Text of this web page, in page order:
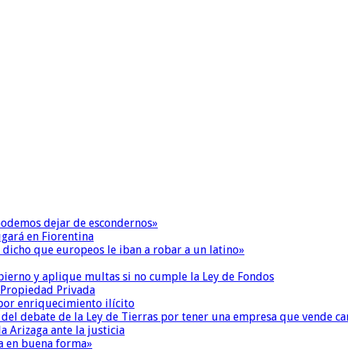
dejar de escondernos»
en Fiorentina
que europeos le iban a robar a un latino»
y aplique multas si no cumple la Ley de Fondos
Privada
por enriquecimiento ilícito
debate de la Ley de Tierras por tener una empresa que vende
Arizaga ante la justicia
en buena forma»